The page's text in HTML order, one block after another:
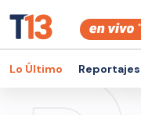
Lo Último